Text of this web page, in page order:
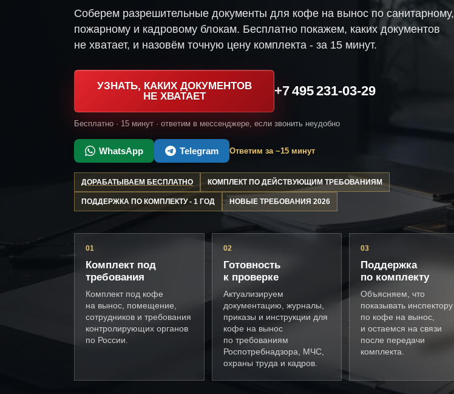
Соберем разрешительные документы для кофе на вынос по санитарному,
пожарному и кадровому блокам. Бесплатно покажем, каких документов
не хватает, и назовём точную цену комплекта - за 15 минут.
УЗНАТЬ, КАКИХ ДОКУМЕНТОВ
НЕ ХВАТАЕТ
+7 495 231-03-29
Бесплатно · 15 минут · ответим в мессенджере, если звонить неудобно
WhatsApp Telegram Ответим за ~15 минут
ДОРАБАТЫВАЕМ БЕСПЛАТНО КОМПЛЕКТ ПО ДЕЙСТВУЮЩИМ ТРЕБОВАНИЯМ
ПОДДЕРЖКА ПО КОМПЛЕКТУ - 1 ГОД НОВЫЕ ТРЕБОВАНИЯ 2026
01
Комплект под
требования
Комплект под кофе
на вынос, помещение,
сотрудников и требования
контролирующих органов
по России.
02
Готовность
к проверке
Актуализируем
документацию, журналы,
приказы и инструкции для
кофе на вынос
по требованиям
Роспотребнадзора, МЧС,
охраны труда и кадров.
03
Поддержка
по комплекту
Объясняем, что
показывать инспектору
по кофе на вынос,
и остаемся на связи
после передачи
комплекта.